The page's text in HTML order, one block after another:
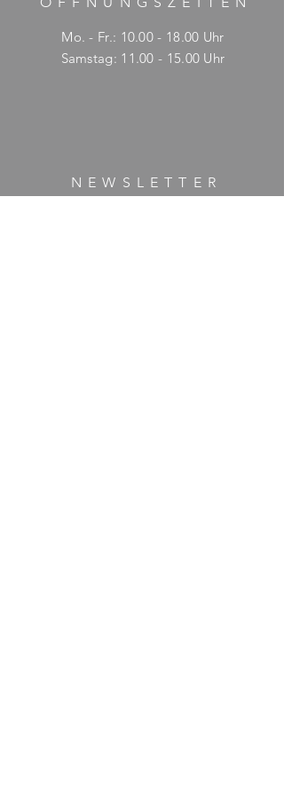
Mo. - Fr.: 10.00 - 18.00 Uhr
​​Samstag: 11.00 - 15.00 Uhr
NEWSLETTER